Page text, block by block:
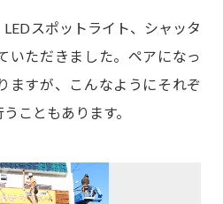
スポットライト、シャッタ
いただきました。ペアになっ
ますが、こんなようにそれぞ
こともあります。